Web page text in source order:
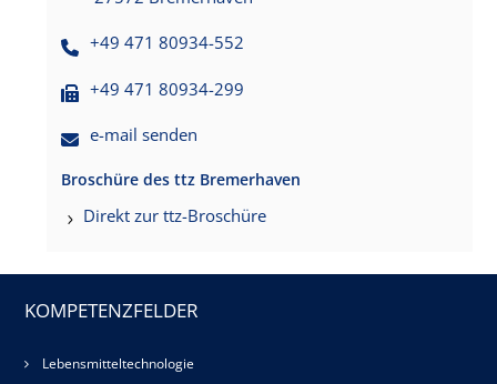
+49 471 80934-552
+49 471 80934-299
e-mail senden
Broschüre des ttz Bremerhaven
Direkt zur ttz-Broschüre
KOMPETENZFELDER
Lebensmitteltechnologie